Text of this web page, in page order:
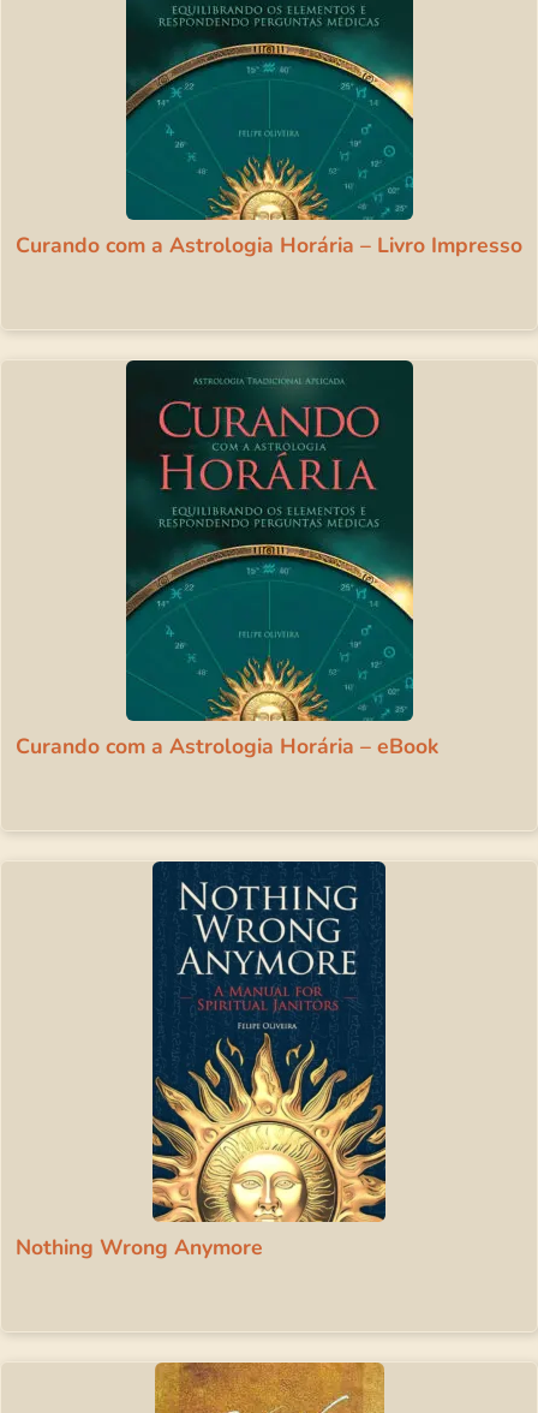
Curando com a Astrologia Horária – Livro Impresso
Curando com a Astrologia Horária – eBook
Nothing Wrong Anymore